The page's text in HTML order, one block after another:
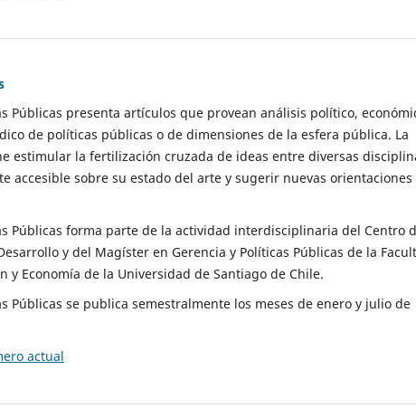
Públicas presenta artículos que provean análisis político,
de políticas públicas o de dimensiones de la esfera pública. La
estimular la fertilización cruzada de ideas entre diversas
accesible sobre su estado del arte y sugerir nuevas orientaciones
Públicas forma parte de la actividad interdisciplinaria del Centro
y del Magíster en Gerencia y Políticas Públicas de la
y Economía de la Universidad de Santiago de Chile.
Públicas se publica semestralmente los meses de enero y julio de
actual